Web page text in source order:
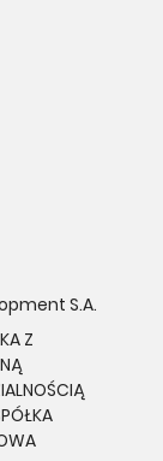
S.A.
Z